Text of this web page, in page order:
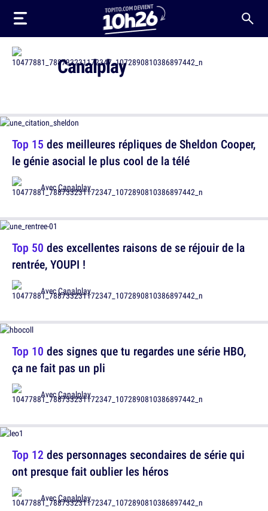
Canalplay
Top 15 des meilleures répliques de Sheldon Cooper,
le génie asocial le plus cool de la télé
AvecCanalplay
Top 10 des signes que tu regardes une série HBO,
ça ne fait pas un pli
AvecCanalplay
Top 50 des excellentes raisons de se réjouir de la
rentrée, YOUPI !
AvecCanalplay
Top 12 des personnages secondaires de série qui
ont presque fait oublier les héros
AvecCanalplay